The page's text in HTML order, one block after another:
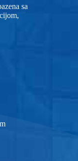
sa